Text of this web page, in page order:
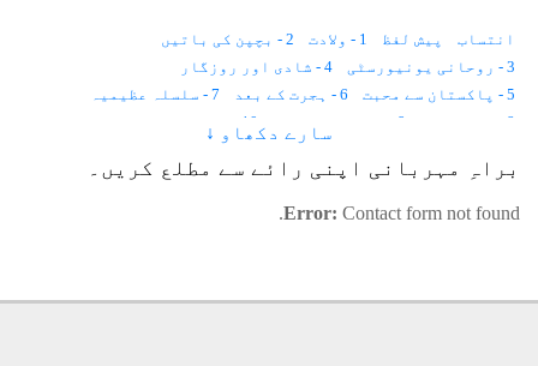
انتساب پیش لفظ 1 - ولادت
2 - بچپن کی باتیں
3 - روحانی یونیورسٹی
4 - شادی اور روزگار
5 - پاکستان سے محبت
6 - ہجرت کے بعد
7 - سلسلہ عظیمیہ
8 - نظم و ضبط
9 - روشنی کا ہالہ
10 - دسترخوان
14 - مصنف اور شاعر
سارے دکھاو ↓
براہِ مہربانی اپنی رائے سے مطلع کریں۔
Error: Contact form not found.